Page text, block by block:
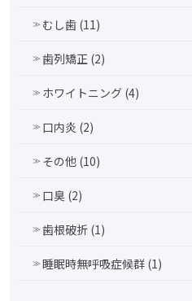
むし歯 (11)
歯列矯正 (2)
ホワイトニング (4)
口内炎 (2)
その他 (10)
口臭 (2)
歯根破折 (1)
睡眠時無呼吸症候群 (1)